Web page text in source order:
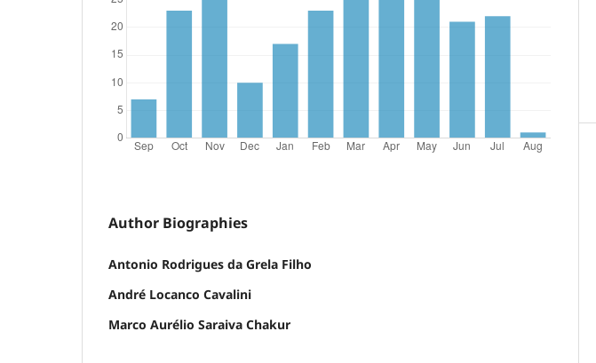
Author Biographies
Antonio Rodrigues da Grela Filho
André Locanco Cavalini
Marco Aurélio Saraiva Chakur